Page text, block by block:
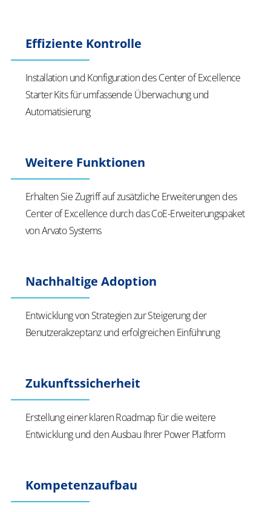
Effiziente Kontrolle
Installation und Konfiguration des Center of Excellence
Starter Kits für umfassende Überwachung und
Automatisierung
Weitere Funktionen
Erhalten Sie Zugriff auf zusätzliche Erweiterungen des
Center of Excellence durch das CoE-Erweiterungspaket
von Arvato Systems
Nachhaltige Adoption
Entwicklung von Strategien zur Steigerung der
Benutzerakzeptanz und erfolgreichen Einführung
Zukunftssicherheit
Erstellung einer klaren Roadmap für die weitere
Entwicklung und den Ausbau Ihrer Power Platform
Kompetenzaufbau